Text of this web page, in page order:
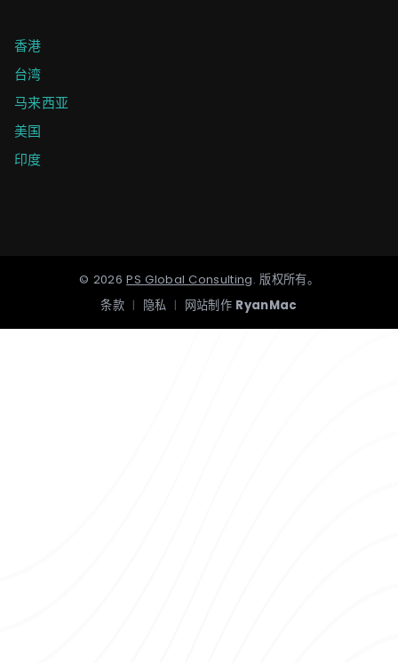
香港
台湾
马来西亚
美国
印度
© 2026 PS Global Consulting.版权所有。
条款 | 隐私 | 网站制作 RyanMac